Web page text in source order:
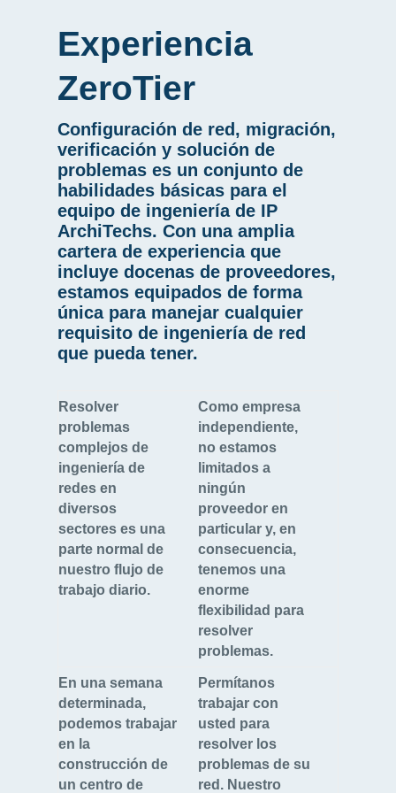
Experiencia
ZeroTier
Configuración de red, migración,
verificación y solución de
problemas es un conjunto de
habilidades básicas para el
equipo de ingeniería de IP
ArchiTechs. Con una amplia
cartera de experiencia que
incluye docenas de proveedores,
estamos equipados de forma
única para manejar cualquier
requisito de ingeniería de red
que pueda tener.
Resolver
problemas
complejos de
ingeniería de
redes en
diversos
sectores es una
parte normal de
nuestro flujo de
trabajo diario.
Como empresa
independiente,
no estamos
limitados a
ningún
proveedor en
particular y, en
consecuencia,
tenemos una
enorme
flexibilidad para
resolver
problemas.
En una semana
determinada,
podemos trabajar
en la
construcción de
un centro de
Permítanos
trabajar con
usted para
resolver los
problemas de su
red. Nuestro